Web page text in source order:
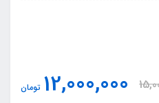
12,000,000 تومان